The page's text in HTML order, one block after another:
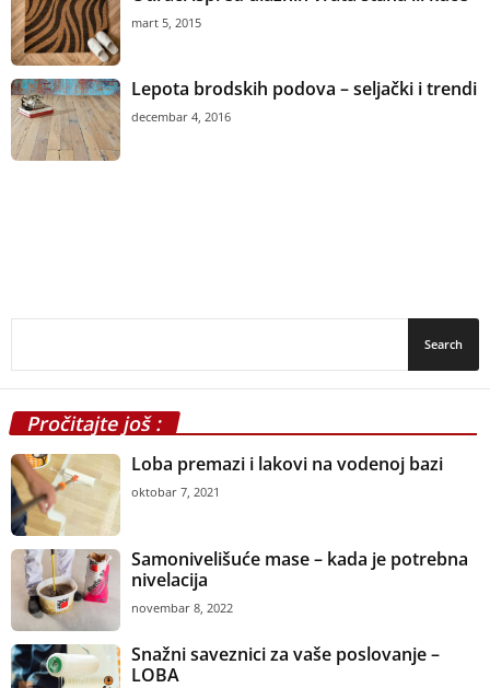
mart 5, 2015
Lepota brodskih podova – seljački i trendi
decembar 4, 2016
Pročitajte još :
Loba premazi i lakovi na vodenoj bazi
oktobar 7, 2021
Samonivelišuće mase – kada je potrebna
nivelacija
novembar 8, 2022
Snažni saveznici za vaše poslovanje –
LOBA